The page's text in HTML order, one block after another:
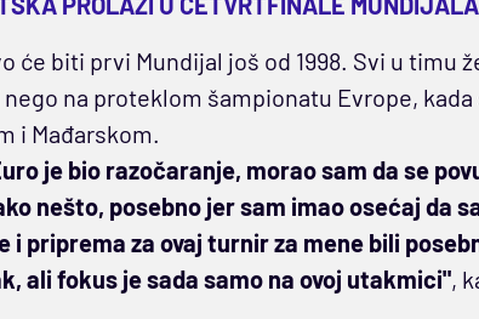
će biti prvi Mundijal još od 1998. Svi u timu
na proteklom šampionatu Evrope,
i Mađarskom.
je bio razočaranje, morao sam da se
nešto, posebno jer sam imao osećaj da
i priprema za ovaj turnir za mene bili
ali fokus je sada samo na ovoj utakmici",